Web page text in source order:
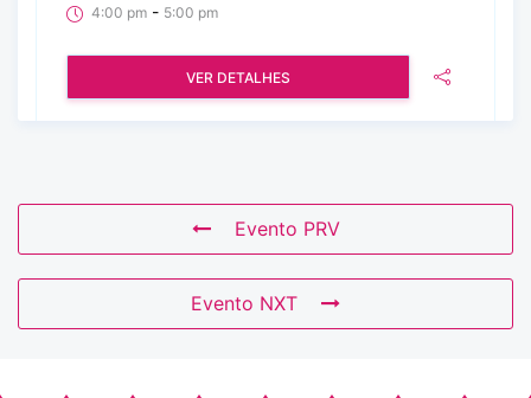
4:00 pm - 5:00 pm
VER DETALHES
Evento PRV
Evento NXT